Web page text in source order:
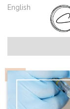
English